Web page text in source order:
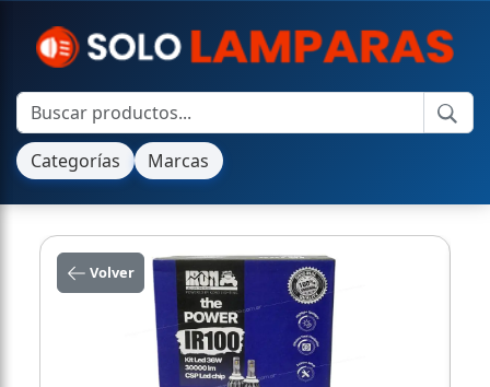
Categorías Marcas
Volver